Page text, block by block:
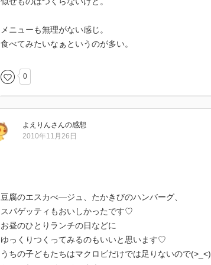
メニューも無理がない感じ。
食べてみたいなぁというのが多い。
0
よえりんさんの感想
2010年11月26日
豆腐のエスカべ―ジュ、たかきびのハンバーグ、
スパゲッティもおいしかったです♡
お昼のひとりランチの日などに
ゆっくりつくってみるのもいいと思います♡
うちの子どもたちはマクロビだけでは足りないので(>_<)